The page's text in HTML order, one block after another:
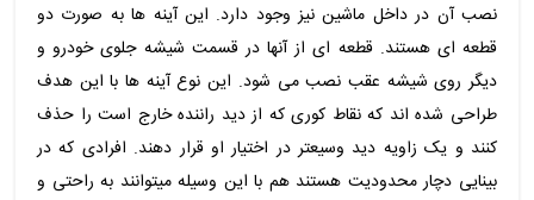
نصب آن در داخل ماشین نیز وجود دارد. این آینه ها به صورت دو
قطعه ای هستند. قطعه ای از آنها در قسمت شیشه جلوی خودرو و
دیگر روی شیشه عقب نصب می شود. این نوع آینه ها با این هدف
طراحی شده اند که نقاط کوری که از دید راننده خارج است را حذف
کنند و یک زاویه دید وسیعتر در اختیار او قرار دهند. افرادی که در
بینایی دچار محدودیت هستند هم با این وسیله میتوانند به راحتی و